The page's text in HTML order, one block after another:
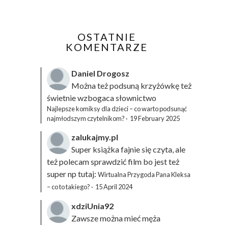
OSTATNIE
KOMENTARZE
Daniel Drogosz
Można też podsuną krzyżówkęteż
świetnie wzbogaca słownictwo
Najlepsze komiksy dla dzieci – co warto podsunąć
najmłodszym czytelnikom? · 19 February 2025
zalukajmy.pl
Super książka fajnie się czyta, ale
też polecam sprawdzić film bo jest też
super np tutaj: Wirtualna Przygoda Pana Kleksa
– co to takiego? · 15 April 2024
xdziUnia92
Zawsze można mieć męża